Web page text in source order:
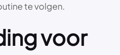
te volgen.
voor